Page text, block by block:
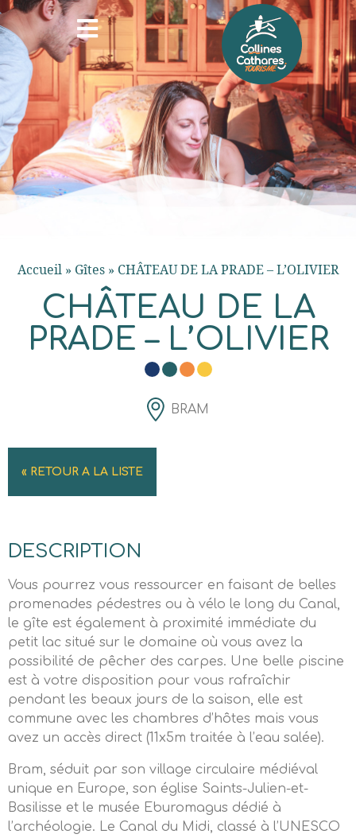
Accueil» Gîtes» CHÂTEAU DE LA PRADE – L’OLIVIER
CHÂTEAU DE LA
PRADE – L’OLIVIER
BRAM
« RETOUR A LA LISTE
DESCRIPTION
Vous pourrez vous ressourcer en faisant de belles
promenades pédestres ou à vélo le long du Canal,
le gîte est également à proximité immédiate du
petit lac situé sur le domaine où vous avez la
possibilité de pêcher des carpes. Une belle piscine
est à votre disposition pour vous rafraîchir
pendant les beaux jours de la saison, elle est
commune avec les chambres d’hôtes mais vous
avez un accès direct (11x5m traitée à l’eau salée).
Bram, séduit par son village circulaire médiéval
unique en Europe, son église Saints-Julien-et-
Basilisse et le musée Eburomagus dédié à
l’archéologie. Le Canal du Midi, classé à l’UNESCO